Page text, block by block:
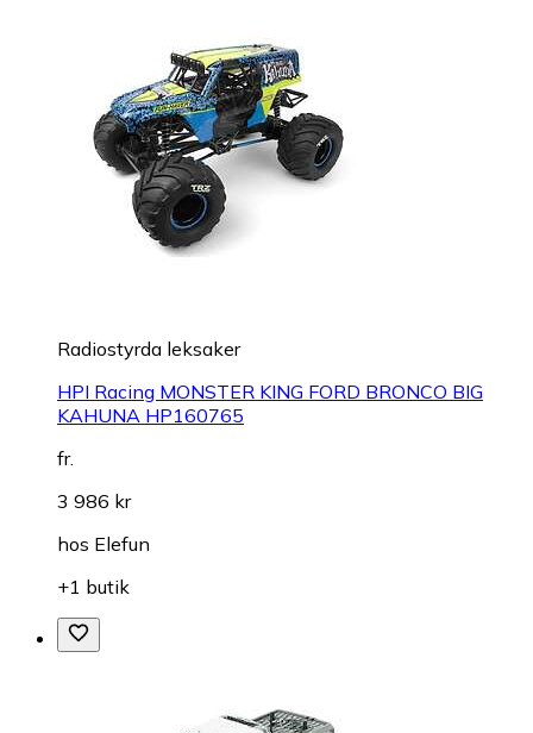
Radiostyrda leksaker
HPI Racing MONSTER KING FORD BRONCO BIG
KAHUNA HP160765
fr.
3 986 kr
hos Elefun
+1 butik